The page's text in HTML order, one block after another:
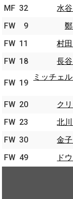
MF 32 水
FW
9
FW 11 村
FW 18 長
FW 19
ミッチェ
FW 20 ク
FW 23 北
FW 30 金
FW 49 ド
MF 32
水
FW
9
FW 11
村
FW 18 長
FW 19
ミッチェ
FW 20
ク
FW 23
北
FW 30
金
FW 49 ド